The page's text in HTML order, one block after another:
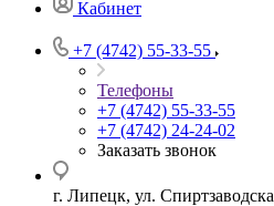
Кабинет
+7 (4742) 55-33-55
Телефоны
+7 (4742) 55-33-55
+7 (4742) 24-24-02
Заказать звонок
г. Липецк, ул.